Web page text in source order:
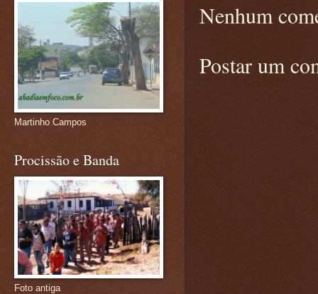
Nenhum
Postar um
Martinho Campos
Procissão e Banda
Foto antiga